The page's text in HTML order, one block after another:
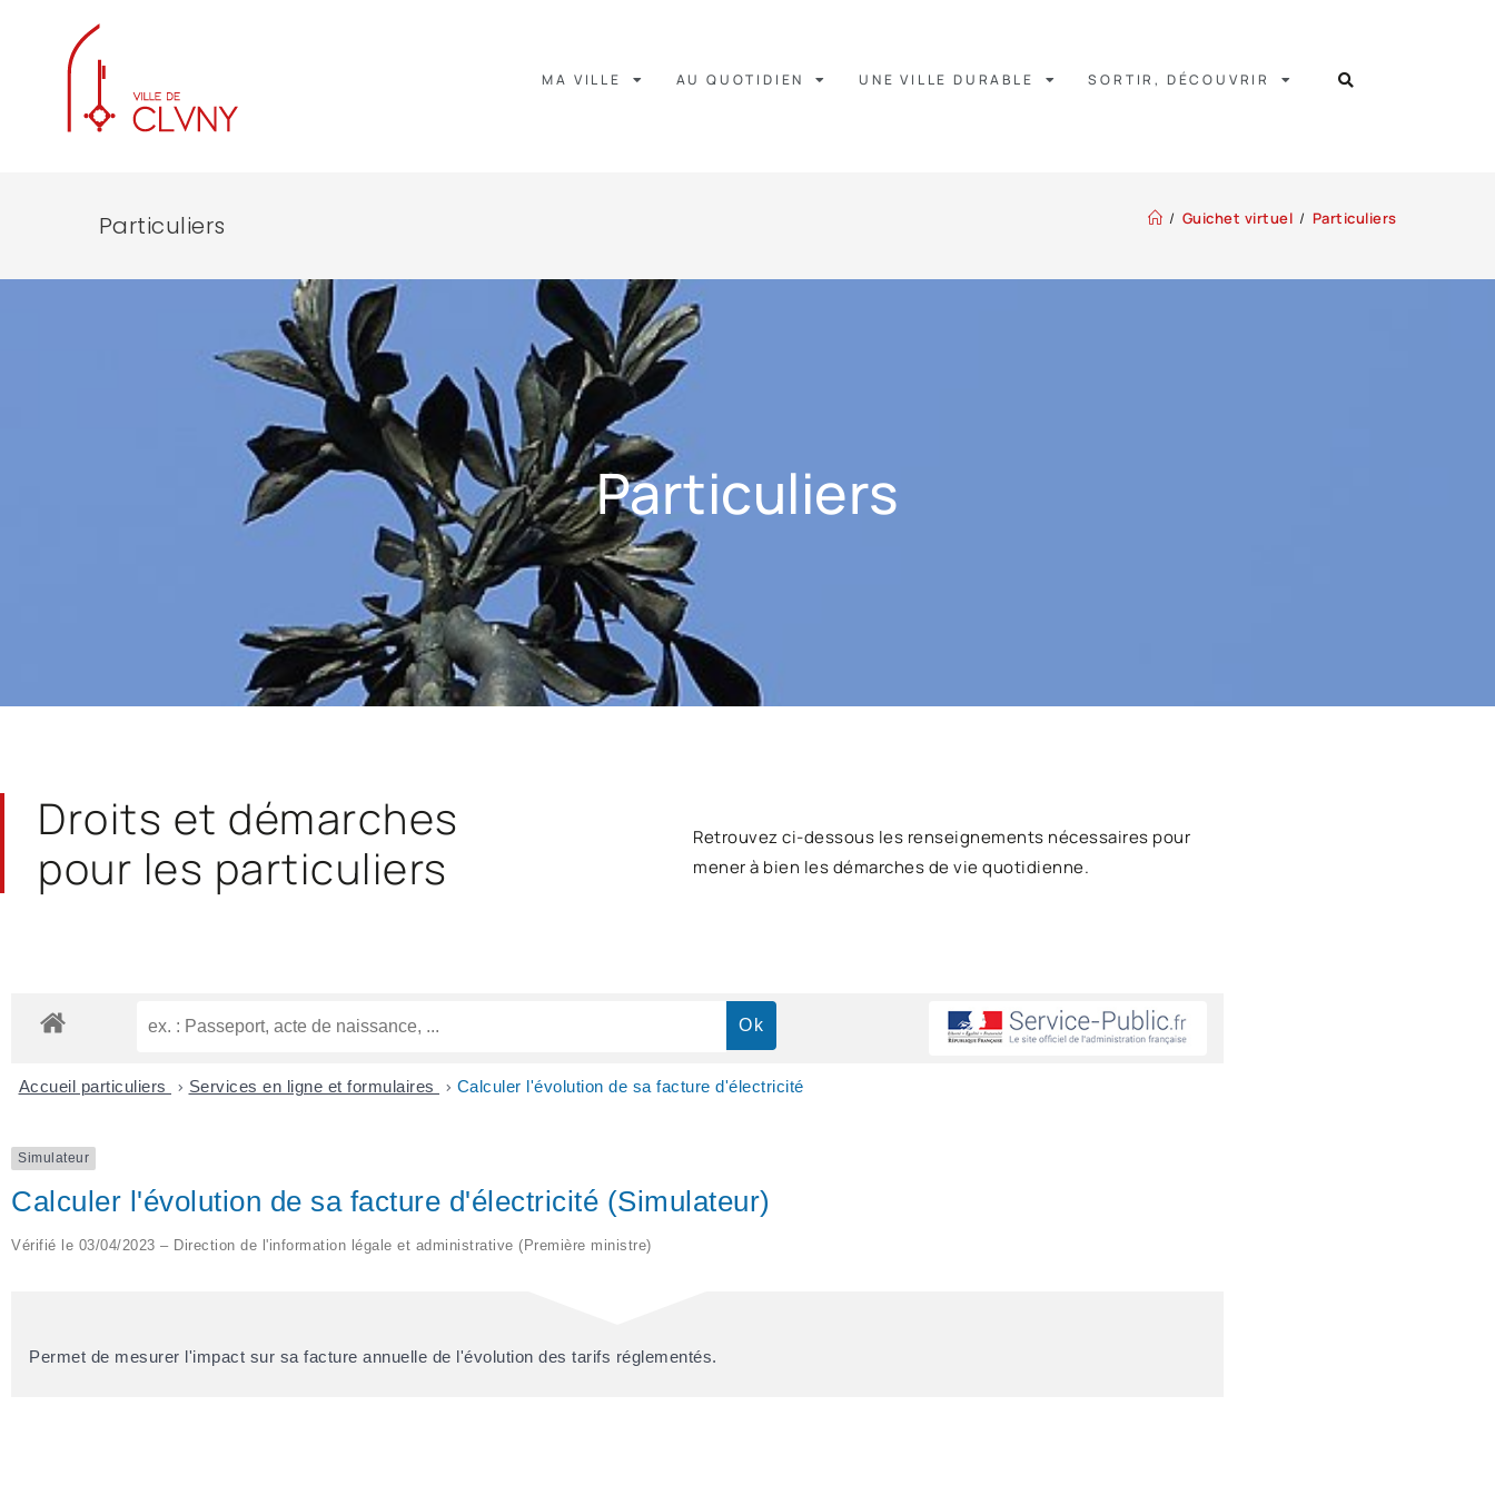
MA VILLE AU QUOTIDIEN UNE VILLE DURABLE SORTIR, DÉCOUVRIR
Particuliers / Guichet virtuel / Particuliers
Particuliers
Droits et démarches
pour les particuliers
Retrouvez ci-dessous les renseignements nécessaires pour
mener à bien les démarches de vie quotidienne.
Accueil particuliers > Services en ligne et formulaires > Calculer l'évolution de sa facture d'électricité
Simulateur
Calculer l'évolution de sa facture d'électricité (Simulateur)
Vérifié le 03/04/2023 – Direction de l'information légale et administrative (Première ministre)
Permet de mesurer l'impact sur sa facture annuelle de l'évolution des tarifs réglementés.